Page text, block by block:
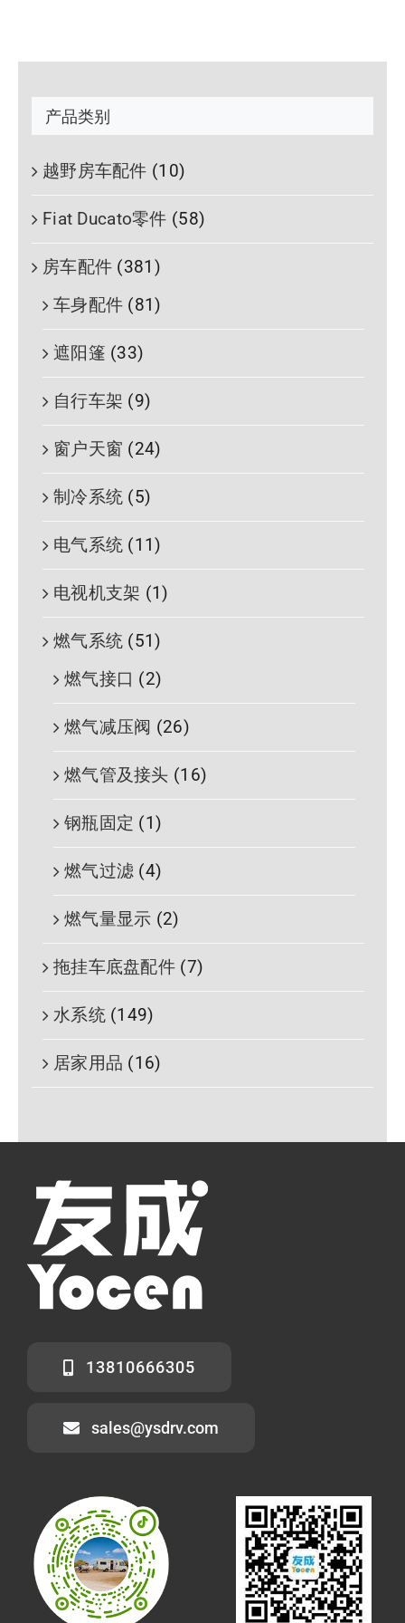
产品类别
越野房车配件 (10)
Fiat Ducato零件 (58)
房车配件 (381)
车身配件 (81)
遮阳篷 (33)
自行车架 (9)
窗户天窗 (24)
制冷系统 (5)
电气系统 (11)
电视机支架 (1)
燃气系统 (51)
燃气接口 (2)
燃气减压阀 (26)
燃气管及接头 (16)
钢瓶固定 (1)
燃气过滤 (4)
燃气量显示 (2)
拖挂车底盘配件 (7)
水系统 (149)
居家用品 (16)
13810666305
sales@ysdrv.com